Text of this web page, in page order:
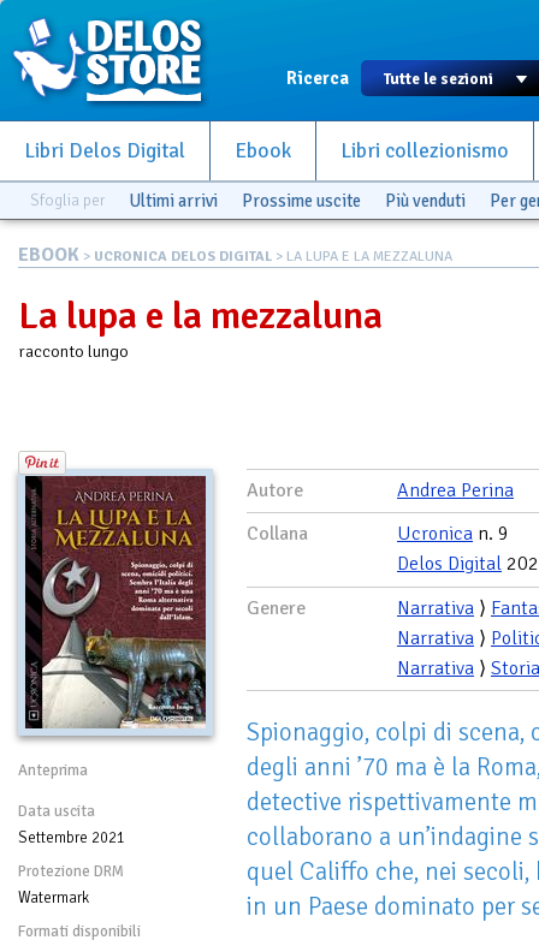
Ricerca
Libri Delos Digital Ebook Libri collezionismo
Sfoglia per Ultimi arrivi Prossime uscite Più venduti Per
EBOOK > UCRONICA DELOS DIGITAL > LA LUPA E LA MEZZALUNA
La lupa e la mezzaluna
racconto lungo
Anteprima
Data uscita
Settembre 2021
Protezione DRM
Watermark
Formati disponibili
Autore
Andrea Perina
Collana
Ucronica n. 9
Delos Digital
Genere
Narrativa ⟩
Narrativa ⟩
Narrativa ⟩
Spionaggio, colpi di scena,
degli anni ’70 ma è la
detective rispettivamente
collaborano a
quel Califfo che, nei
in un Paese dominato per